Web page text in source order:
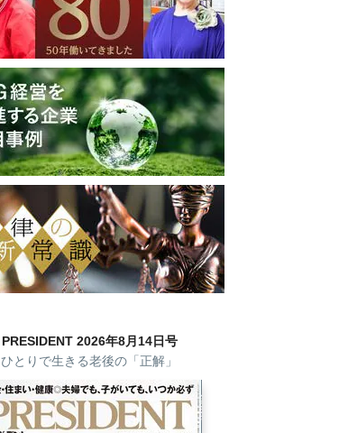
PRESIDENT 2026年8月14日号
ひとりで生きる老後の「正解」